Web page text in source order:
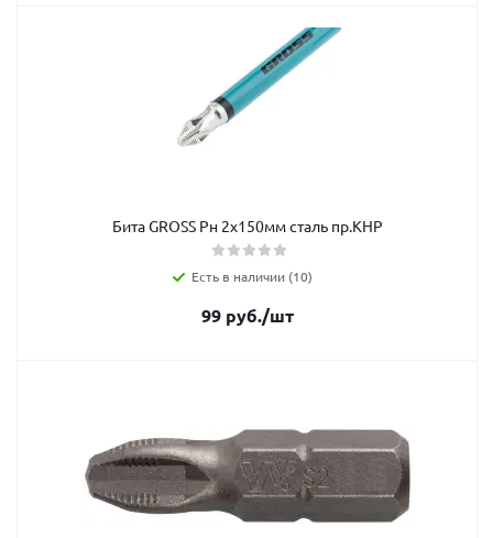
Бита GROSS Рн 2x150мм сталь пр.КНР
Есть в наличии (10)
99 руб./шт